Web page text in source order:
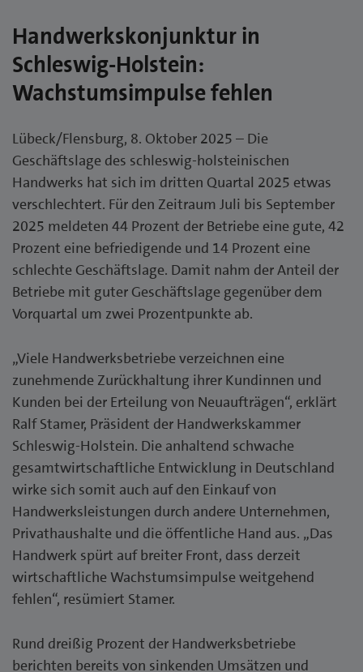
Handwerkskonjunktur in
Schleswig-Holstein:
Wachstumsimpulse fehlen
Lübeck/Flensburg, 8. Oktober 2025 – Die
Geschäftslage des schleswig-holsteinischen
Handwerks hat sich im dritten Quartal 2025 etwas
verschlechtert. Für den Zeitraum Juli bis September
2025 meldeten 44 Prozent der Betriebe eine gute, 42
Prozent eine befriedigende und 14 Prozent eine
schlechte Geschäftslage. Damit nahm der Anteil der
Betriebe mit guter Geschäftslage gegenüber dem
Vorquartal um zwei Prozentpunkte ab.
„Viele Handwerksbetriebe verzeichnen eine
zunehmende Zurückhaltung ihrer Kundinnen und
Kunden bei der Erteilung von Neuaufträgen“, erklärt
Ralf Stamer, Präsident der Handwerkskammer
Schleswig-Holstein. Die anhaltend schwache
gesamtwirtschaftliche Entwicklung in Deutschland
wirke sich somit auch auf den Einkauf von
Handwerksleistungen durch andere Unternehmen,
Privathaushalte und die öffentliche Hand aus. „Das
Handwerk spürt auf breiter Front, dass derzeit
wirtschaftliche Wachstumsimpulse weitgehend
fehlen“, resümiert Stamer.
Rund dreißig Prozent der Handwerksbetriebe
berichten bereits von sinkenden Umsätzen und